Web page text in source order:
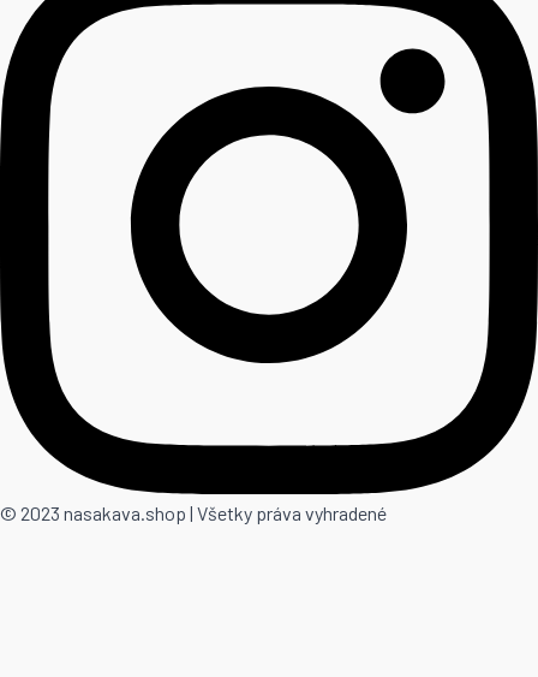
© 2023 nasakava.shop | Všetky práva vyhradené